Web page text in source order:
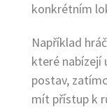
konkrétním
Například
které nabízejí
postav,
mít přístup k